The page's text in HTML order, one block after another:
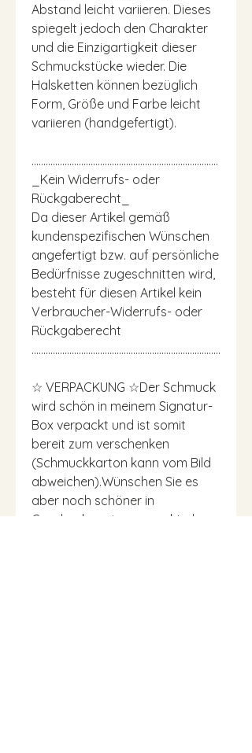
Abstand leicht variieren. Dieses
spiegelt jedoch den Charakter
und die Einzigartigkeit dieser
Schmuckstücke wieder. Die
Halsketten können bezüglich
Form, Größe und Farbe leicht
variieren (handgefertigt).
...............................................................................
_Kein Widerrufs- oder
Rückgaberecht_
Da dieser Artikel gemäß
kundenspezifischen Wünschen
angefertigt bzw. auf persönliche
Bedürfnisse zugeschnitten wird,
besteht für diesen Artikel kein
Verbraucher-Widerrufs- oder
Rückgaberecht
................................................................................
☆ VERPACKUNG ☆Der Schmuck
wird schön in meinem Signatur-
Box verpackt und ist somit
bereit zum verschenken
(Schmuckkarton kann vom Bild
abweichen).Wünschen Sie es
aber noch schöner in
Geschenkpapier verpackt, dann